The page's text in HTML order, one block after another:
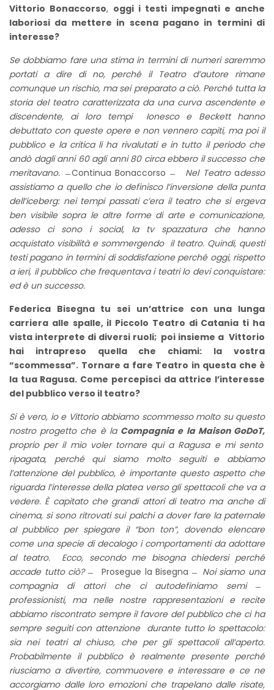
Vittorio Bonaccorso, oggi i testi impegnati e anche
laboriosi da mettere in scena pagano in termini di
interesse?
Se dobbiamo fare una stima in termini di numeri saremmo
portati a dire di no, perché il Teatro d’autore rimane
comunque un rischio, ma sei preparato a ciò. Perché tutta la
storia del teatro caratterizzata da una curva ascendente e
discendente, ai loro tempi Ionesco e Beckett hanno
debuttato con queste opere e non vennero capiti, ma poi il
pubblico e la critica li ha rivalutati e in tutto il periodo che
andò dagli anni 60 agli anni 80 circa ebbero il successo che
meritavano.̶ Continua Bonaccorso ̶ Nel Teatroadesso
assistiamo a quello che io definisco l’inversione della punta
dell’iceberg: nei tempi passati c’era il teatro che si ergeva
ben visibile sopra le altre forme di arte e comunicazione,
adesso ci sono i social, la tv spazzatura che hanno
acquistato visibilità e sommergendo il teatro. Quindi, questi
testi pagano in termini di soddisfazione perché oggi, rispetto
a ieri, il pubblico che frequentava i teatri lo devi conquistare:
ed è un successo.
Federica Bisegna tu sei un’attrice con una lunga
carriera alle spalle, il Piccolo Teatro di Catania ti ha
vista interprete di diversi ruoli; poi insieme a Vittorio
hai intrapreso quella che chiami: la vostra
“scommessa”. Tornare a fare Teatro in questa che è
la tua Ragusa. Come percepisci da attrice l’interesse
del pubblico verso il teatro?
Si è vero, io e Vittorio abbiamo scommesso molto su questo
nostro progetto che è la Compagnia e la Maison GoDoT,
proprio per il mio voler tornare qui a Ragusa e mi sento
ripagata, perché qui siamo molto seguiti e abbiamo
l’attenzione del pubblico, è importante questo aspetto che
riguarda l’interesse della platea verso gli spettacoli che va a
vedere. È capitato che grandi attori di teatro ma anche di
cinema, si sono ritrovati sui palchi a dover fare la paternale
al pubblico per spiegare il “bon ton”, dovendo elencare
come una specie di decalogo i comportamenti da adottare
al teatro. Ecco, secondo me bisogna chiedersi perché
accade tutto ciò? ̶Prosegue la Bisegna ̶Noi siamo una
compagnia di attori che ci autodefiniamo semi ̶
professionisti, ma nelle nostre rappresentazioni e recite
abbiamo riscontrato sempre il favore del pubblico che ci ha
sempre seguiti con attenzione durante tutto lo spettacolo:
sia nei teatri al chiuso, che per gli spettacoli all’aperto.
Probabilmente il pubblico è realmente presente perché
riusciamo a divertire, commuovere e interessare e ce ne
accorgiamo dalle loro emozioni che trapelano dalle risate,